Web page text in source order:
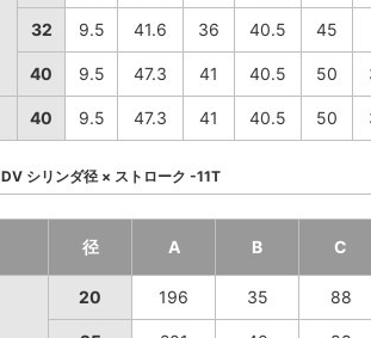
32 9.5 41.6 36 40.5 45
40 9.5 47.3 41 40.5 50
40 9.5 47.3 41 40.5 50
シリンダ径 × ストローク -11T
径 A B C
20 196 35 88